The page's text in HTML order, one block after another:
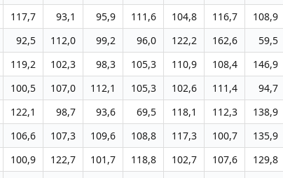
117,7 93,1 95,9 111,6 104,8 116,7 108,9
92,5 112,0 99,2 96,0 122,2 162,6 59,5
119,2 102,3 98,3 105,3 110,9 108,4 146,9
100,5 107,0 112,1 105,3 102,6 111,4 94,7
122,1 98,7 93,6 69,5 118,1 112,3 138,9
106,6 107,3 109,6 108,8 117,3 100,7 135,9
100,9 122,7 101,7 118,8 102,7 107,6 129,8